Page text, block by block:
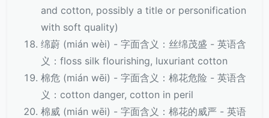
and cotton, possibly a title or personification
with soft quality)
绵蔚 (mián wèi) - 字面含义：丝绵茂盛 - 英语含
义：floss silk flourishing, luxuriant cotton
棉危 (mián wēi) - 字面含义：棉花危险 - 英语含
义：cotton danger, cotton in peril
棉威 (mián wēi) - 字面含义：棉花的威严 - 英语